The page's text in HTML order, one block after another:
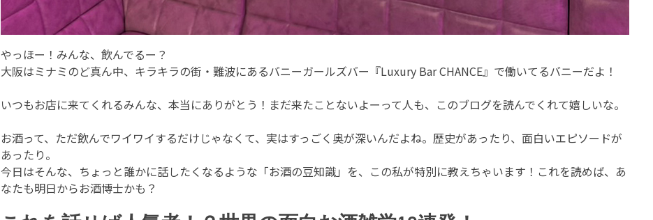
やっほー！みんな、飲んでるー？
大阪はミナミのど真ん中、キラキラの街・難波にあるバニーガールズバー『Luxury Bar CHANCE』で働いてるバニーだよ！
いつもお店に来てくれるみんな、本当にありがとう！まだ来たことないよーって人も、このブログを読んでくれて嬉しいな。
お酒って、ただ飲んでワイワイするだけじゃなくて、実はすっごく奥が深いんだよね。歴史があったり、面白いエピソードが
あったり。
今日はそんな、ちょっと誰かに話したくなるような「お酒の豆知識」を、この私が特別に教えちゃいます！これを読めば、あ
なたも明日からお酒博士かも？